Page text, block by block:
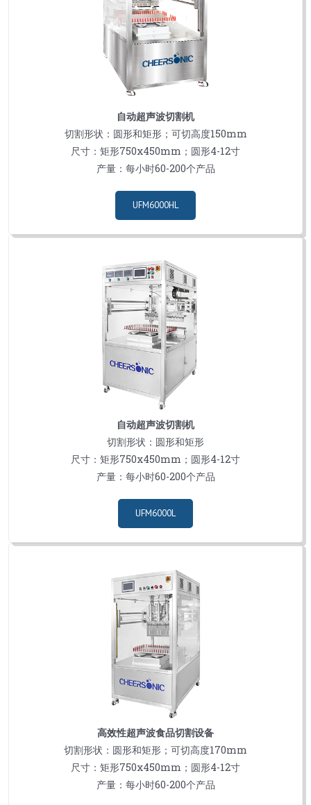
自动超声波切割机
切割形状：圆形和矩形；可切高度150mm
尺寸：矩形750x450mm；圆形4-12寸
产量：每小时60-200个产品
UFM6000HL
自动超声波切割机
切割形状：圆形和矩形
尺寸：矩形750x450mm；圆形4-12寸
产量：每小时60-200个产品
UFM6000L
高效性超声波食品切割设备
切割形状：圆形和矩形；可切高度170mm
尺寸：矩形750x450mm；圆形4-12寸
产量：每小时60-200个产品